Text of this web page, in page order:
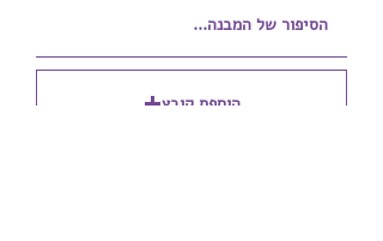
הוספת קובץ